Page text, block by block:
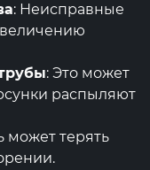
: Неисправные
: Это может
распыляют
может терять